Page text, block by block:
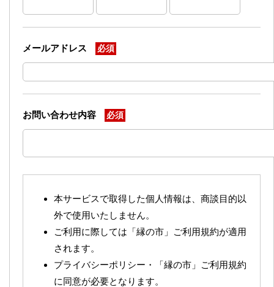
メールアドレス 必須
お問い合わせ内容 必須
本サービスで取得した個人情報は、商談目的以
外で使用いたしません。
ご利用に際しては「縁の市」ご利用規約が適用
されます。
プライバシーポリシー・「縁の市」ご利用規約
に同意が必要となります。